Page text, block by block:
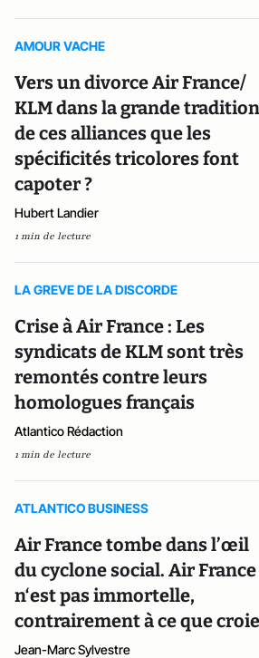
AMOUR VACHE
Vers un divorce Air France/
KLM dans la grande tradition
de ces alliances que les
spécificités tricolores font
capoter ?
Hubert Landier
1 min de lecture
LA GREVE DE LA DISCORDE
Crise à Air France : Les
syndicats de KLM sont très
remontés contre leurs
homologues français
Atlantico Rédaction
1 min de lecture
ATLANTICO BUSINESS
Air France tombe dans l’œil
du cyclone social. Air France
n‘est pas immortelle,
contrairement à ce que
Jean-Marc Sylvestre